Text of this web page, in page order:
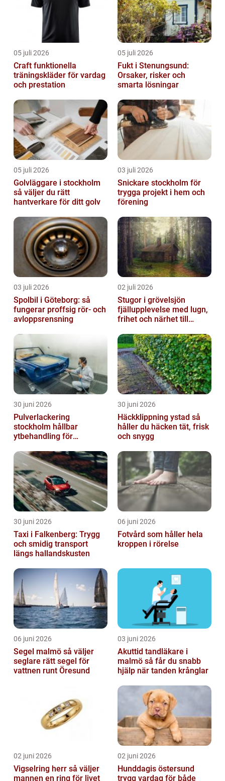
05 juli 2026
Craft funktionella
träningskläder för vardag
och prestation
05 juli 2026
Fukt i Stenungsund:
Orsaker, risker och
smarta lösningar
05 juli 2026
Golvläggare i stockholm
så väljer du rätt
hantverkare för ditt golv
03 juli 2026
Snickare stockholm för
trygga projekt i hem och
förening
03 juli 2026
Spolbil i Göteborg: så
fungerar proffsig rör- och
avloppsrensning
02 juli 2026
Stugor i grövelsjön
fjällupplevelse med lugn,
frihet och närhet till
30 juni 2026
Pulverlackering
stockholm hållbar
ytbehandling för
30 juni 2026
Häckklippning ystad så
håller du häcken tät, frisk
och snygg
30 juni 2026
Taxi i Falkenberg: Trygg
och smidig transport
längs hallandskusten
06 juni 2026
Fotvård som håller hela
kroppen i rörelse
06 juni 2026
Segel malmö så väljer
seglare rätt segel för
vattnen runt Öresund
03 juni 2026
Akuttid tandläkare i
malmö så får du snabb
hjälp när tanden krånglar
02 juni 2026
Vigselring herr så väljer
mannen en ring för livet
02 juni 2026
Hunddagis östersund
trygg vardag för både